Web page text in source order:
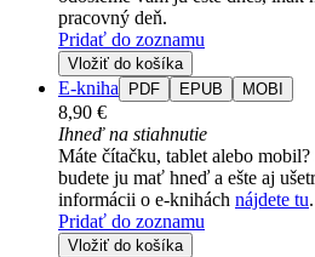
pracovný deň.
Pridať do zoznamu
Vložiť do košíka
E-kniha PDF EPUB MOBI
8,90 €
Ihneď na stiahnutie
Máte čítačku, tablet alebo
budete ju mať hneď a ešte aj
informácii o e-knihách nájdete tu.
Pridať do zoznamu
Vložiť do košíka